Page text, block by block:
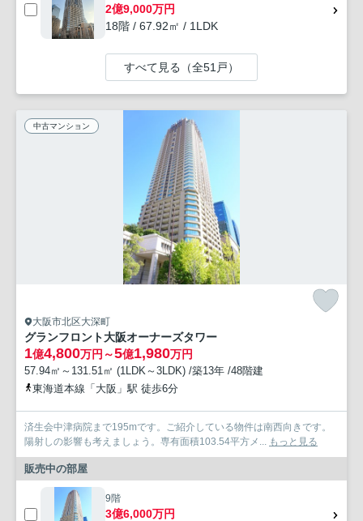
2億9,000万円
18階 / 67.92㎡ / 1LDK
すべて見る（全51戸）
中古マンション
大阪市北区大深町
グランフロント大阪オーナーズタワー
1億4,800万円～5億1,980万円
57.94㎡～131.51㎡ (1LDK～3LDK) /築13年 /48階建
東海道本線「大阪」駅 徒歩6分
済生会中津病院まで195mです。ご紹介している物件は南西向きです。
陽射しの影響も考えましょう。専有面積103.54平方メ... もっと見る
販売中の部屋
9階
3億6,000万円